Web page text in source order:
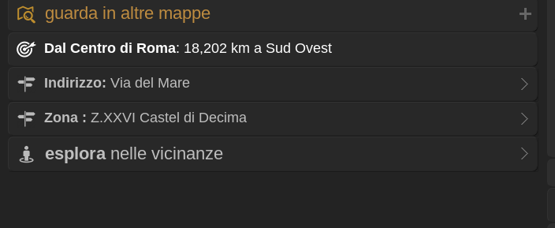
guarda in altre mappe
Dal Centro di Roma: 18,202 km a Sud Ovest
Indirizzo: Via del Mare
Zona : Z.XXVI Castel di Decima
esplora nelle vicinanze